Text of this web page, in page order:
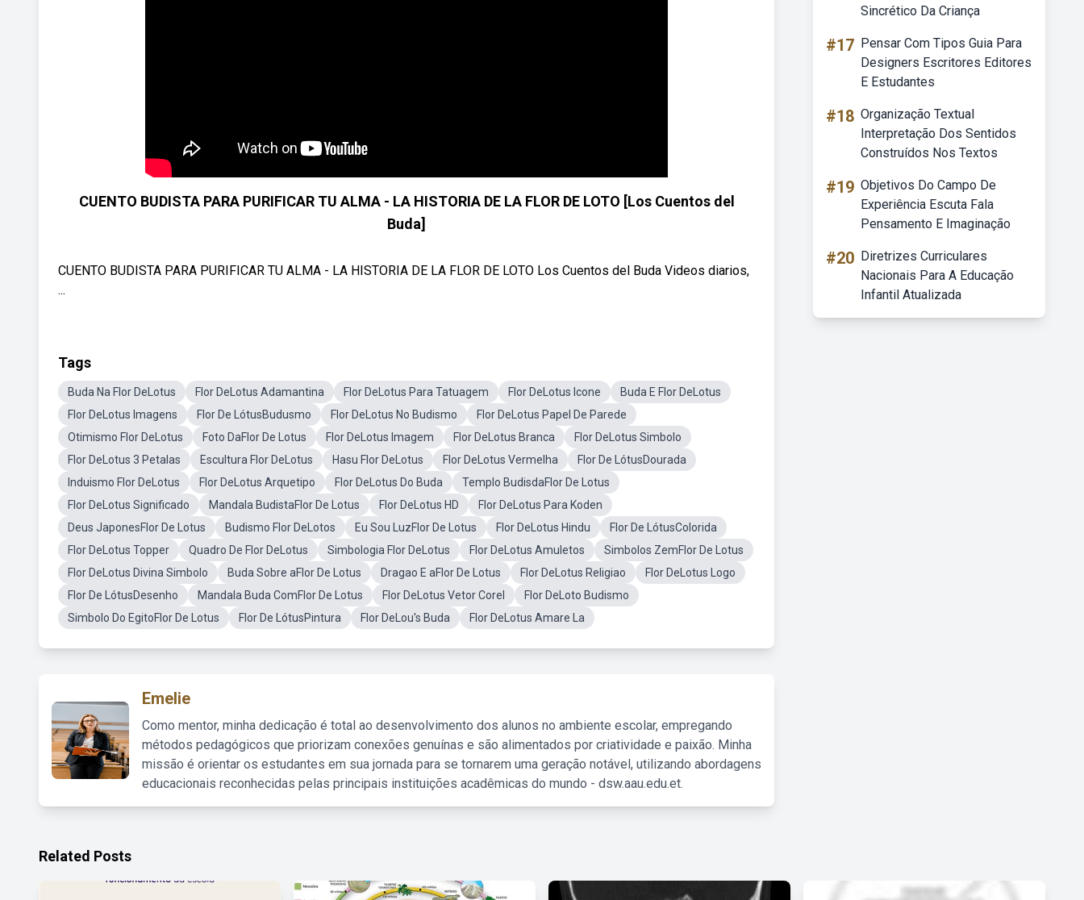
CUENTO BUDISTA PARA PURIFICAR TU ALMA - LA HISTORIA DE LA FLOR DE LOTO [Los Cuentos del
Buda]
CUENTO BUDISTA PARA PURIFICAR TU ALMA - LA HISTORIA DE LA FLOR DE LOTO Los Cuentos del Buda Videos diarios,
...
Tags
Buda Na Flor DeLotus Flor DeLotus Adamantina Flor DeLotus Para Tatuagem Flor DeLotus Icone
Buda E Flor DeLotus
Flor DeLotus Imagens
Flor De LótusBudusmo Flor DeLotus No Budismo
Flor DeLotus Papel De Parede
Otimismo Flor DeLotus
Foto DaFlor De Lotus Flor DeLotus Imagem Flor DeLotus Branca
Flor DeLotus Simbolo
Flor DeLotus 3 Petalas
Escultura Flor DeLotus Hasu Flor DeLotus Flor DeLotus Vermelha
Flor De LótusDourada
Induismo Flor DeLotus
Flor DeLotus Arquetipo Flor DeLotus Do Buda
Templo BudisdaFlor De Lotus
Flor DeLotus Significado
Mandala BudistaFlor De Lotus Flor DeLotus HD
Flor DeLotus Para Koden
Deus JaponesFlor De Lotus
Budismo Flor DeLotos Eu Sou LuzFlor De Lotus Flor DeLotus Hindu
Flor De LótusColorida
Flor DeLotus Topper
Quadro De Flor DeLotus Simbologia Flor DeLotus Flor DeLotus Amuletos
Simbolos ZemFlor De Lotus
Flor DeLotus Divina Simbolo
Buda Sobre aFlor De Lotus Dragao E aFlor De Lotus Flor DeLotus Religiao
Flor DeLotus Logo
Flor De LótusDesenho
Mandala Buda ComFlor De Lotus Flor DeLotus Vetor Corel
Flor DeLoto Budismo
Simbolo Do EgitoFlor De Lotus
Flor De LótusPintura Flor DeLou's Buda Flor DeLotus Amare La
Emelie
Como mentor, minha dedicação é total ao desenvolvimento dos alunos no ambiente escolar, empregando
métodos pedagógicos que priorizam conexões genuínas e são alimentados por criatividade e paixão. Minha
missão é orientar os estudantes em sua jornada para se tornarem uma geração notável, utilizando abordagens
educacionais reconhecidas pelas principais instituições acadêmicas do mundo - dsw.aau.edu.et.
Sincrético Da Criança
#17 Pensar Com Tipos Guia Para
Designers Escritores Editores
E Estudantes
#18 Organização Textual
Interpretação Dos Sentidos
Construídos Nos Textos
#19 Objetivos Do Campo De
Experiência Escuta Fala
Pensamento E Imaginação
#20 Diretrizes Curriculares
Nacionais Para A Educação
Infantil Atualizada
Related Posts